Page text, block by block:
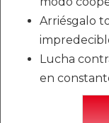
Arriésgalo
Lucha
en